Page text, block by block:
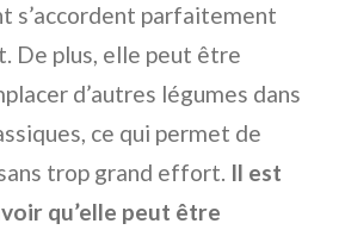
s’accordent parfaitement
De plus, elle peut être
d’autres légumes dans
ce qui permet de
trop grand effort. Il est
qu’elle peut être